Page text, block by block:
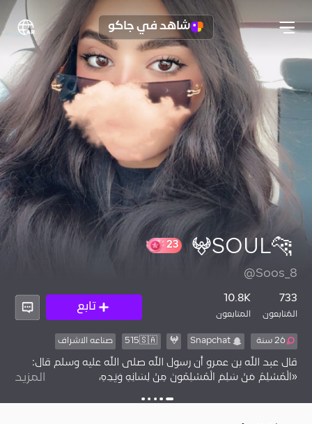
شاهد في جاكو
‏ 🐆𖤍SOUL
@Soos_8
733
المُتابعون
10.8K
المتابعون
تابع
26 سنة Snapchat
𖤍
515🇸🇦 صناعه الاشراف
قال عبد الله بن عمرو أن رسول الله صلى الله عليه وسلم قال‏:‏
‏«‏الْمُسْلِمُ مَنْ سَلِمَ الْمُسْلِمُونَ مِنْ لِسَانِهِ وَيَدِهِ،
المزيد